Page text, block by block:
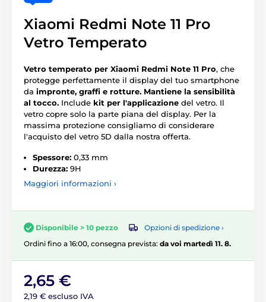
Xiaomi Redmi Note 11 Pro
Vetro Temperato
Vetro temperato per Xiaomi Redmi Note 11 Pro, che
protegge perfettamente il display del tuo smartphone
da impronte, graffi e rotture. Mantiene la sensibilità
al tocco. Include kit per l'applicazione del vetro. Il
vetro copre solo la parte piana del display. Per la
massima protezione consigliamo di considerare
l'acquisto del vetro 5D dalla nostra offerta.
Spessore: 0,33 mm
Durezza: 9H
Maggiori informazioni ›
Disponibile > 10 pezzo
Opzioni di spedizione ›
Ordini fino a 16:00, consegna prevista: da voi martedì 11. 8.
2,65 €
2,19 € escluso IVA